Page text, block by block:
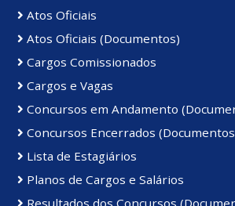
Atos Oficiais
Atos Oficiais (Documentos)
Cargos Comissionados
Cargos e Vagas
Concursos em Andamento
Concursos Encerrados
Lista de Estagiários
Planos de Cargos e Salários
Resultados dos Concursos